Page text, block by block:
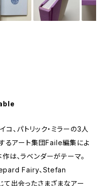
コ、パトリック・ミラーの3人
るアート集団Faile編集によ
は、ラベンダーがテーマ。
Fairy、Stefan
出会ったさまざまなアー